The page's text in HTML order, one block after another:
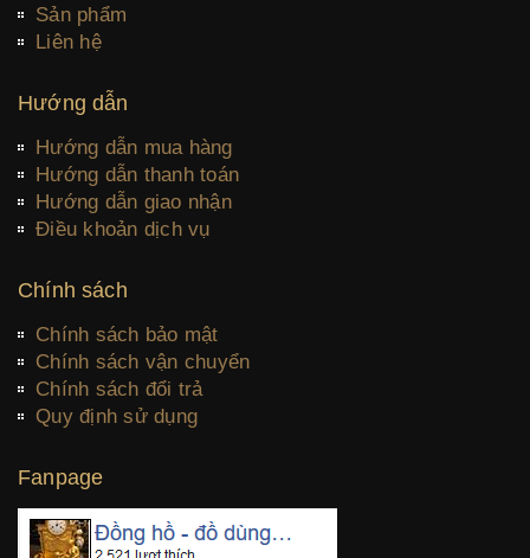
Sản phẩm
Liên hệ
Hướng dẫn
Hướng dẫn mua hàng
Hướng dẫn thanh toán
Hướng dẫn giao nhận
Điều khoản dịch vụ
Chính sách
Chính sách bảo mật
Chính sách vận chuyển
Chính sách đổi trả
Quy định sử dụng
Fanpage